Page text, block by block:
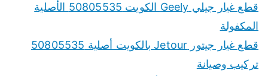
قطع غيار جيلي Geely الكويت 50805535 الأصلية
المكفولة
قطع غيار جيتور Jetour بالكويت أصلية 50805535
تركيب وصيانة